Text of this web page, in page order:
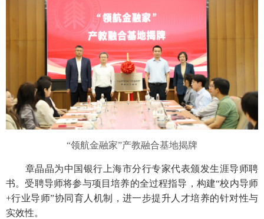
“领航金融家”产教融合基地揭牌
章晶晶为中国银行上海市分行专家代表颁发生涯导师聘
书。受聘导师将参与项目培养的全过程指导，构建“校内导师
+行业导师”协同育人机制，进一步提升人才培养的针对性与
实效性。